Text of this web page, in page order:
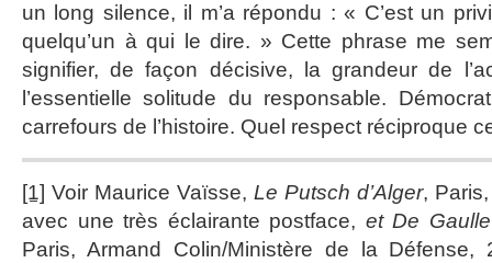
un long silence, il m’a répondu : « C’est un
quelqu’un à qui le dire. » Cette phrase me
signifier, de façon décisive, la grandeur de
l’essentielle solitude du responsable.
carrefours de l’histoire. Quel respect réciproque
[1] Voir Maurice Vaïsse, Le Putsch d’Alger,
avec une très éclairante postface, et De
Paris, Armand Colin/Ministère de la